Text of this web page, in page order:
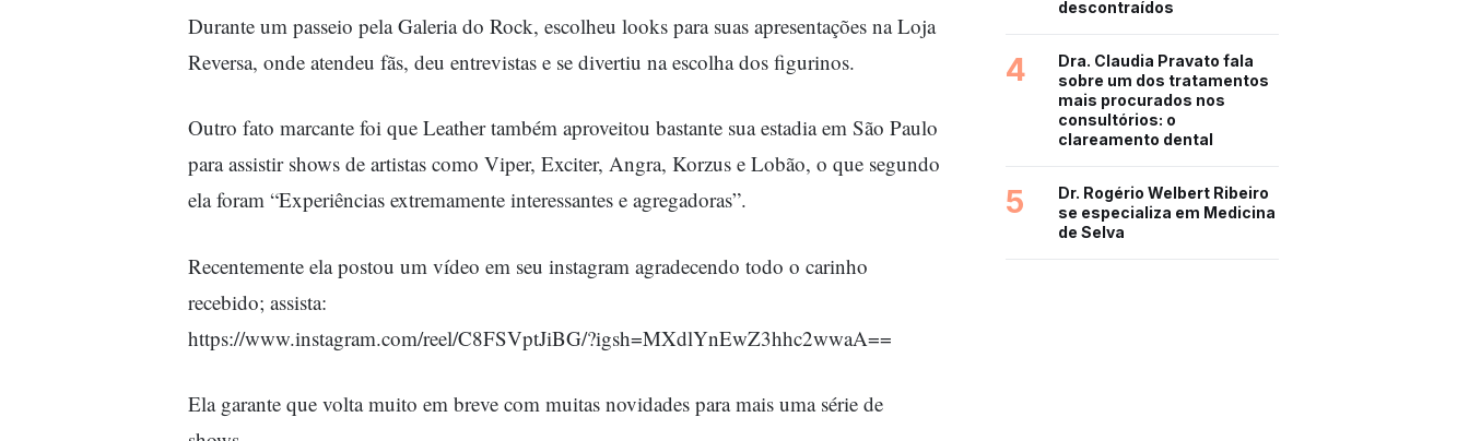
Durante um passeio pela Galeria do Rock, escolheu looks para suas apresentações na Loja
Reversa, onde atendeu fãs, deu entrevistas e se divertiu na escolha dos figurinos.
Outro fato marcante foi que Leather também aproveitou bastante sua estadia em São Paulo
para assistir shows de artistas como Viper, Exciter, Angra, Korzus e Lobão, o que segundo
ela foram “Experiências extremamente interessantes e agregadoras”.
Recentemente ela postou um vídeo em seu instagram agradecendo todo o carinho
recebido; assista:
https://www.instagram.com/reel/C8FSVptJiBG/?igsh=MXdlYnEwZ3hhc2wwaA==
Ela garante que volta muito em breve com muitas novidades para mais uma série de
descontraídos
4
Dra. Claudia Pravato fala
sobre um dos tratamentos
mais procurados nos
consultórios: o
clareamento dental
5
Dr. Rogério Welbert Ribeiro
se especializa em Medicina
de Selva